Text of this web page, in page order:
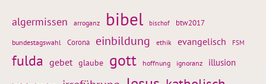
algermissen arroganz bibel bischof btw2017
bundestagswahl Corona einbildung ethik evangelisch FSM
fulda gebet glaube gott hoffnung ignoranz illusion